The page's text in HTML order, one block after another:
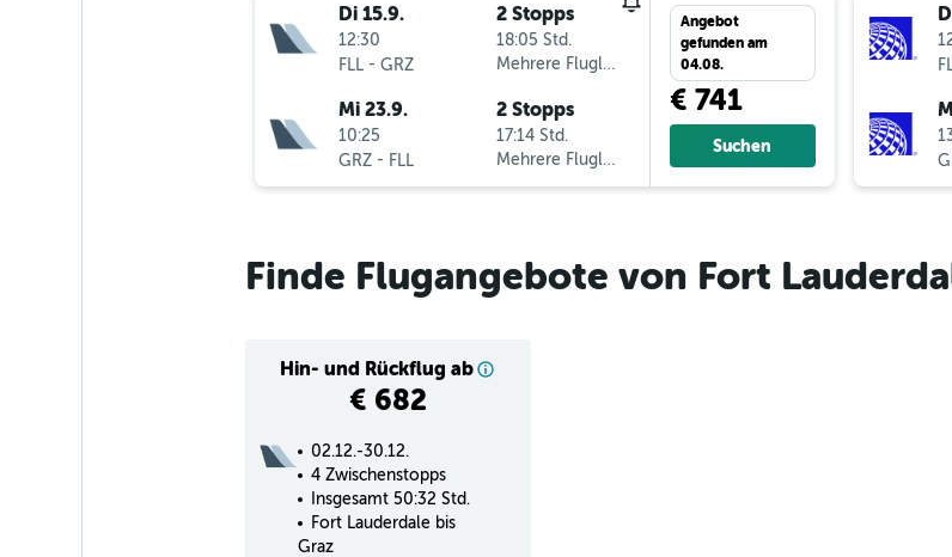
Di 15.9.
12:30
FLL - GRZ
2 Stopps
18:05 Std.
Mehrere Fluglinien
Mi 23.9.
10:25
GRZ- FLL
2 Stopps
17:14 Std.
Mehrere Fluglinien
Angebot
gefunden am
04.08.
€ 741
Suchen
Finde Flugangebote von Fort
Hin- und Rückflug ab
€ 682
02.12.-30.12.
4 Zwischenstopps
Insgesamt 50:32 Std.
Fort Lauderdale bis
Graz